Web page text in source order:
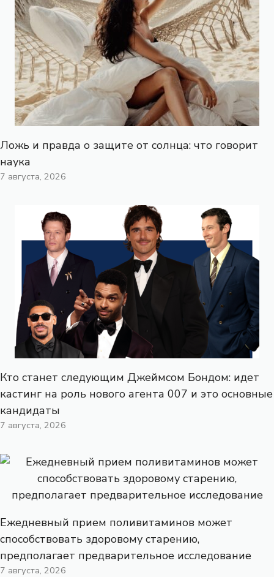
Ложь и правда о защите от солнца: что говорит
наука
7 августа, 2026
Кто станет следующим Джеймсом Бондом: идет
кастинг на роль нового агента 007 и это основные
кандидаты
7 августа, 2026
Ежедневный прием поливитаминов может
способствовать здоровому старению,
предполагает предварительное исследование
7 августа, 2026